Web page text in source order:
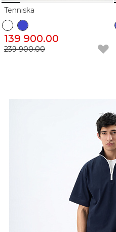
Tenniska
139 900.00
239 900.00